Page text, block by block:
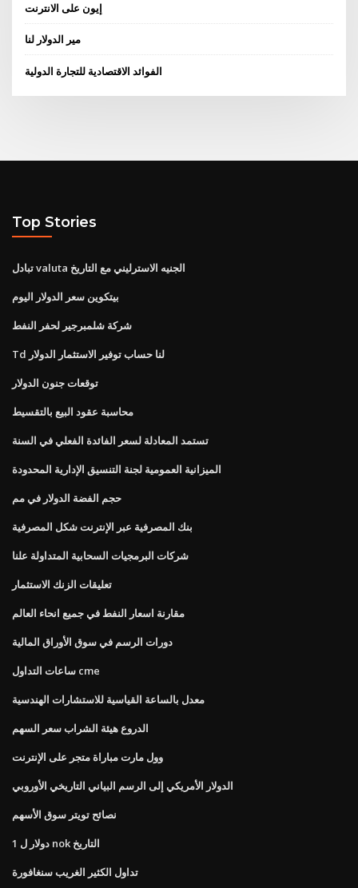
إيون على الانترنت
مير الدولار لنا
الفوائد الاقتصادية للتجارة الدولية
Top Stories
تبادل valuta الجنيه الاسترليني مع التاريخ
بيتكوين سعر الدولار اليوم
شركة شلمبرجير لحفر النفط
Td لنا حساب توفير الاستثمار الدولار
توقعات جنون الدولار
محاسبة عقود البيع بالتقسيط
تستمد المعادلة لسعر الفائدة الفعلي في السنة
الميزانية العمومية لجنة التنسيق الإدارية المحدودة
حجم الفضة الدولار في مم
بنك المصرفية عبر الإنترنت شكل المصرفية
شركات البرمجيات السحابية المتداولة علنا
تعليقات الزنك الاستثمار
مقارنة اسعار النفط في جميع انحاء العالم
دورات الرسم في سوق الأوراق المالية
ساعات التداول cme
معدل بالساعة القياسية للاستشارات الهندسية
الدروع هيئة الشراب سعر السهم
وول مارت مباراة متجر على الإنترنت
الدولار الأمريكي إلى الرسم البياني التاريخي الأوروبي
نصائح تويتر سوق الأسهم
1 دولار ل nok التاريخ
تداول الكثير الغريب سنغافورة